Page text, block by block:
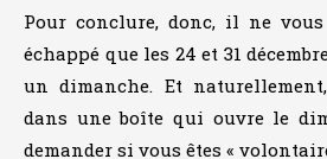
Pour conclure, donc, il ne
échappé que les 24 et 31
un dimanche. Et
dans une boîte qui ouvre le
demander si vous êtes «